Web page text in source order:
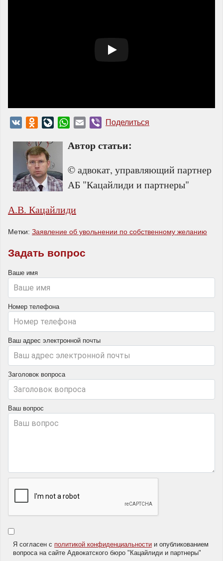
VK Odnoklassniki
LiveJournal
WhatsApp
Email Viber
Поделиться
Автор статьи:
© адвокат, управляющий партнер
АБ "Кацайлиди и партнеры"
А.В. Кацайлиди
Метки: Заявление об увольнении по собственному желанию
Задать вопрос
Ваше имя
Номер телефона
Ваш адрес электронной почты
Заголовок вопроса
Ваш вопрос
Я согласен с политикой конфиденциальности и опубликованием
вопроса на сайте Адвокатского бюро "Кацайлиди и партнеры"